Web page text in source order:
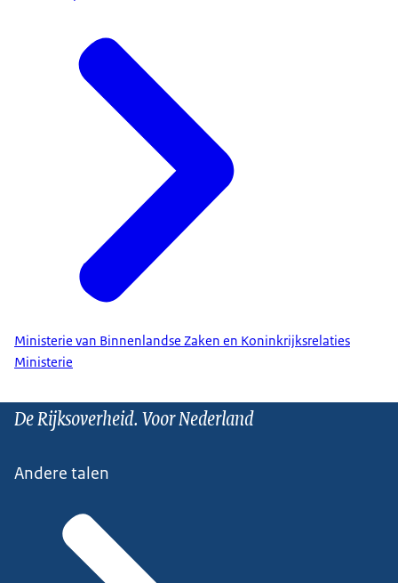
Ministerie van Binnenlandse Zaken en Koninkrijksrelaties
Ministerie
De Rijksoverheid. Voor Nederland
Andere talen